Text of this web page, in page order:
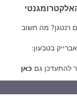
רנטגן? מה חשוב
בטבעון:
להתעדכן גם כאן